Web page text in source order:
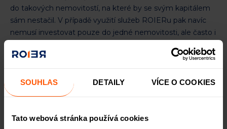
SOUHLAS DETAILY VÍCE O COOKIES
Tato webová stránka používá cookies
do takových nemovitostí, na které by se svým kapitálem
sám nestačil. V případě využití služeb ROIERu pak navíc
nemusí investovat pouze do jedné nemovitosti, ale často i
investici přirozeně
, a míra potenciálního
rizikovost investice. Při investování do developmentu